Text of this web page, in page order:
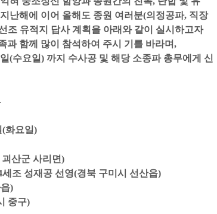
난해에 이어 올해도 종원 여러분(의정공파, 직장
조 유적지 답사 계획을 아래와 같이 실시하고자
함께 많이 참석하여 주시 기를 바라며,
(수요일) 까지 수사공 및 해당 소종파 총무에게 신
(화요일)
산군 사리면)
세조 성재공 선영(경북 구미시 선산읍)
)
중구)